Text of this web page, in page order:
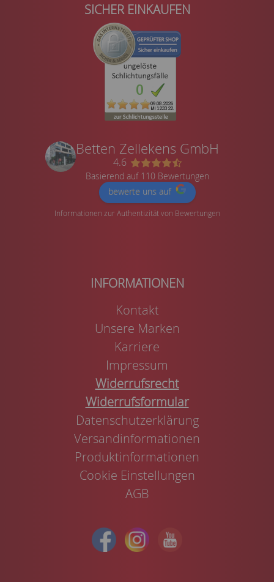
SICHER EINKAUFEN
Betten Zellekens GmbH
4.6
Basierend auf 110 Bewertungen
bewerte uns auf
Informationen zur Authentizität von Bewertungen
Kontakt
Unsere Marken
Karriere
Impressum
Widerrufsrecht
Widerrufsformular
Datenschutzerklärung
Versandinformationen
Produktinformationen
Cookie Einstellungen
AGB